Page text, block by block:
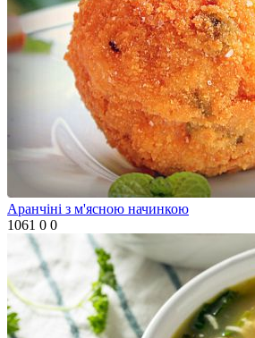
Аранчіні з м'ясною начинкою
1061 0 0